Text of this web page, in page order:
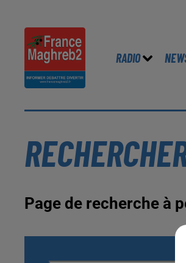
RADIO
Page de recherche à